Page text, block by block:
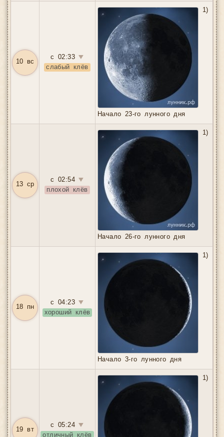
10 вс
с 02:33▼
слабый клёв
1)
Начало 23-го лунного дня
13 ср
с 02:54▼
плохой клёв
1)
Начало 26-го лунного дня
18 пн
с 04:23▼
хороший клёв
1)
Начало 3-го лунного дня
19 вт
с 05:24▼
отличный клёв
1)